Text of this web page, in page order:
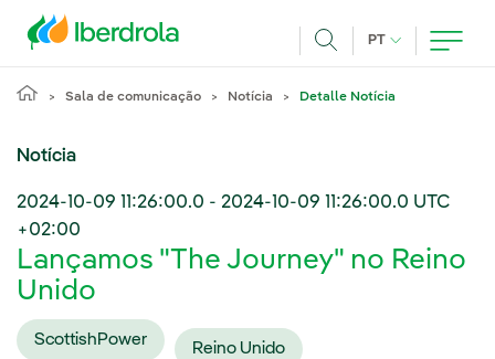
PT IDIOMA ATUAL,
Sala de comunicação Notícia Detalle Notícia
Notícia
2024-10-09 11:26:00.0 - 2024-10-09 11:26:00.0 UTC
+02:00
Lançamos "The Journey" no Reino
Unido
ScottishPower Reino Unido